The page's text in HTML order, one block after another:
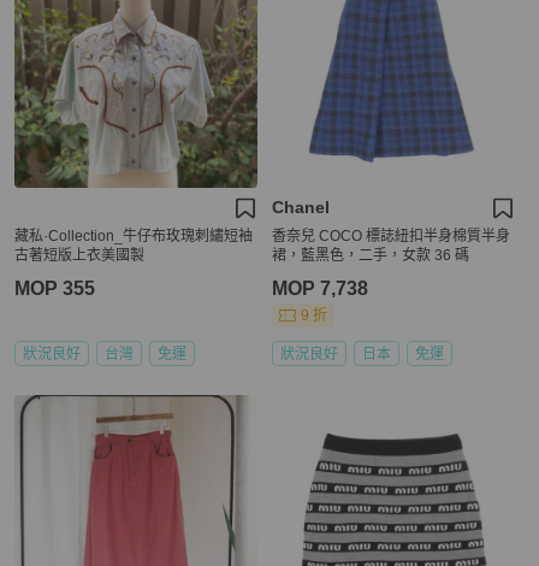
藏私·Collection_牛仔布玫瑰刺繡短袖
古著短版上衣美國製
MOP 355
狀況良好 台灣 免運
Chanel
香奈兒 COCO 標誌紐扣半身棉質半身
裙，藍黑色，二手，女款 36 碼
MOP 7,738
9 折
狀況良好 日本 免運